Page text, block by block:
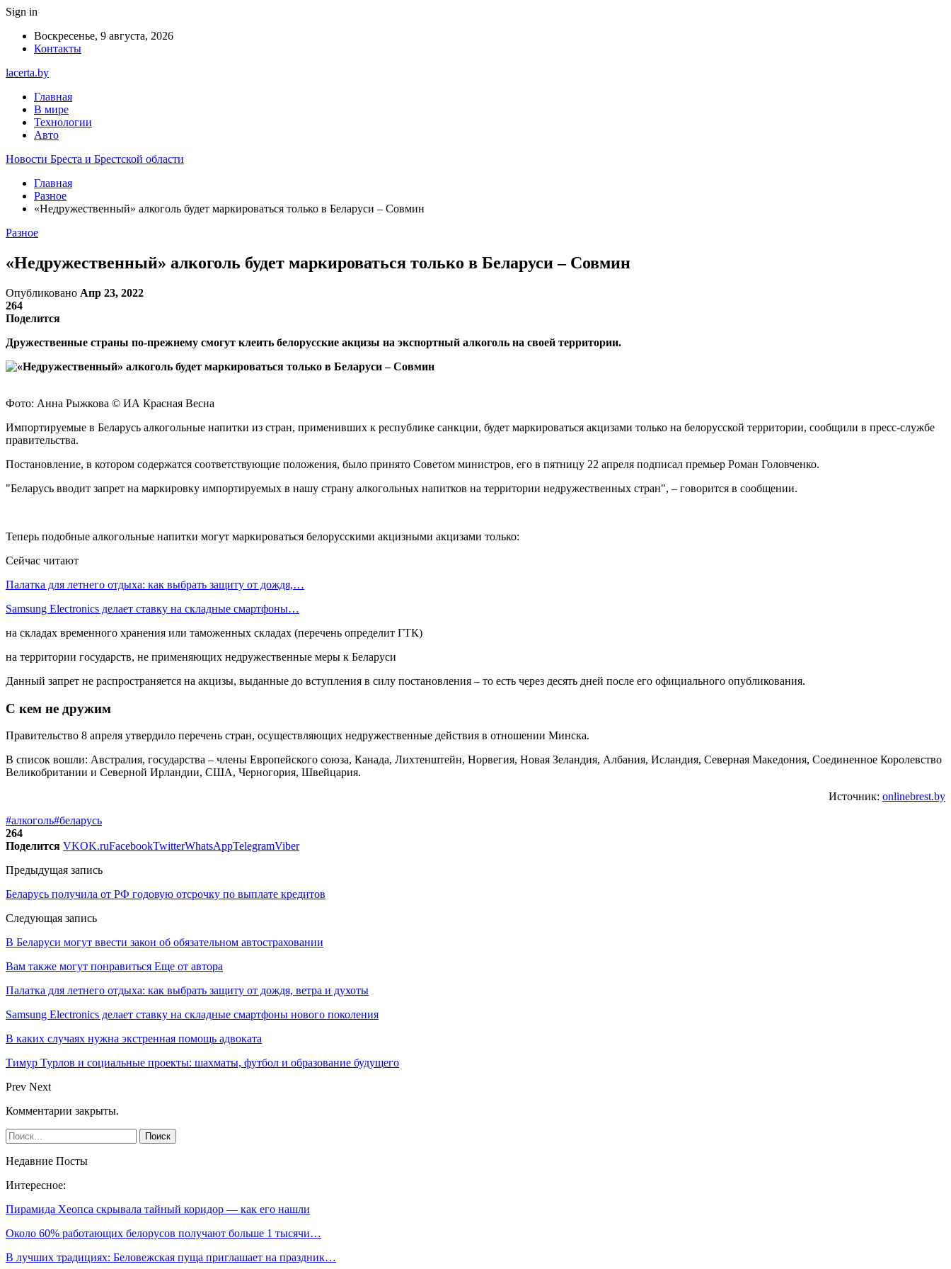
Sign in
Воскресенье, 9 августа, 2026
Контакты
lacerta.by
Главная
В мире
Технологии
Авто
Новости Бреста и Брестской области
Главная
Разное
«Недружественный» алкоголь будет маркироваться только в Беларуси – Совмин
Разное
«Недружественный» алкоголь будет маркироваться только в Беларуси – Совмин
Опубликовано Апр 23, 2022
264
Поделится
Дружественные страны по-прежнему смогут клеить белорусские акцизы на экспортный алкоголь на своей территории.
Фото: Анна Рыжкова © ИА Красная Весна
Импортируемые в Беларусь алкогольные напитки из стран, применивших к республике санкции, будет маркироваться акцизами только на белорусской территории, сообщили в пресс-службе
правительства.
Постановление, в котором содержатся соответствующие положения, было принято Советом министров, его в пятницу 22 апреля подписал премьер Роман Головченко.
"Беларусь вводит запрет на маркировку импортируемых в нашу страну алкогольных напитков на территории недружественных стран", – говорится в сообщении.
Теперь подобные алкогольные напитки могут маркироваться белорусскими акцизными акцизами только:
Сейчас читают
Палатка для летнего отдыха: как выбрать защиту от дождя,…
Samsung Electronics делает ставку на складные смартфоны…
на складах временного хранения или таможенных складах (перечень определит ГТК)
на территории государств, не применяющих недружественные меры к Беларуси
Данный запрет не распространяется на акцизы, выданные до вступления в силу постановления – то есть через десять дней после его официального опубликования.
С кем не дружим
Правительство 8 апреля утвердило перечень стран, осуществляющих недружественные действия в отношении Минска.
В список вошли: Австралия, государства – члены Европейского союза, Канада, Лихтенштейн, Норвегия, Новая Зеландия, Албания, Исландия, Северная Македония, Соединенное Королевство
Великобритании и Северной Ирландии, США, Черногория, Швейцария.
Источник: onlinebrest.by
#алкоголь#беларусь
264
Поделится VKOK.ruFacebookTwitterWhatsAppTelegramViber
Предыдущая запись
Беларусь получила от РФ годовую отсрочку по выплате кредитов
Следующая запись
В Беларуси могут ввести закон об обязательном автостраховании
Вам также могут понравиться Еще от автора
Палатка для летнего отдыха: как выбрать защиту от дождя, ветра и духоты
Samsung Electronics делает ставку на складные смартфоны нового поколения
В каких случаях нужна экстренная помощь адвоката
Тимур Турлов и социальные проекты: шахматы, футбол и образование будущего
Prev Next
Комментарии закрыты.
Недавние Посты
Интересное:
Пирамида Хеопса скрывала тайный коридор — как его нашли
Около 60% работающих белорусов получают больше 1 тысячи…
В лучших традициях: Беловежская пуща приглашает на праздник…